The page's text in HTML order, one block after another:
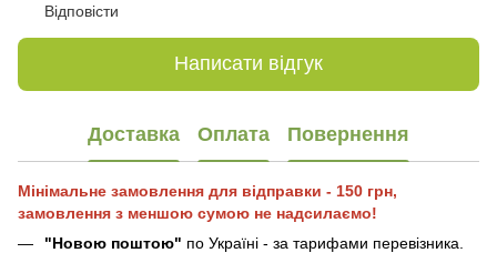
Відповісти
Написати відгук
Доставка Оплата Повернення
Мінімальне замовлення для відправки - 150 грн,
замовлення з меншою сумою не надсилаємо!
"Новою поштою" по Україні - за тарифами перевізника.